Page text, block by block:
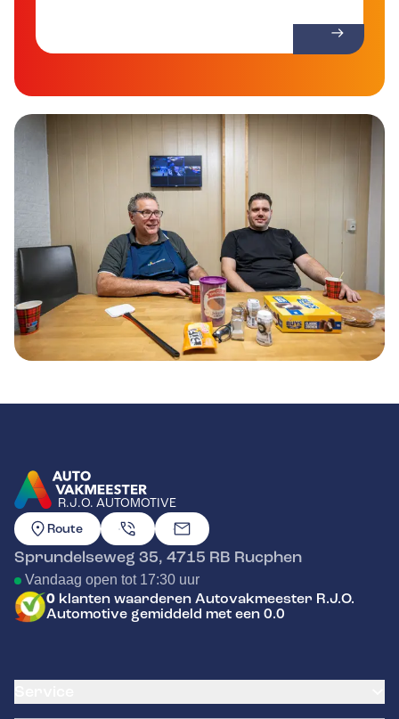
R.J.O. AUTOMOTIVE
GA NAAR DE HOMEPAGINA
Route
Sprundelseweg 35, 4715 RB Rucphen
Vandaag open tot 17:30 uur
0 klanten waarderen Autovakmeester R.J.O.
Automotive gemiddeld met een 0.0